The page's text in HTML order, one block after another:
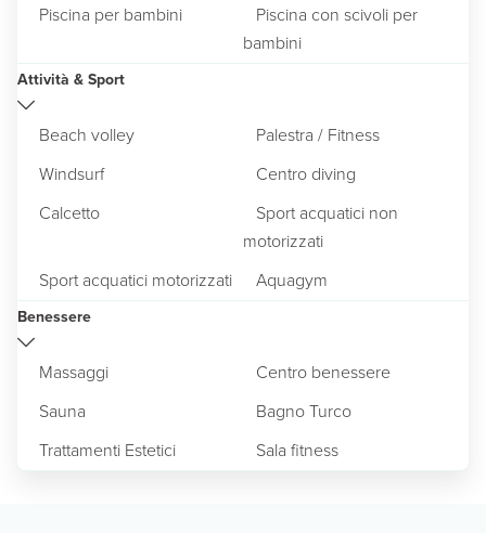
Piscina per bambini
Piscina con scivoli per
bambini
Attività & Sport
Beach volley
Palestra / Fitness
Windsurf
Centro diving
Calcetto
Sport acquatici non
motorizzati
Sport acquatici motorizzati
Aquagym
Benessere
Massaggi
Centro benessere
Sauna
Bagno Turco
Trattamenti Estetici
Sala fitness